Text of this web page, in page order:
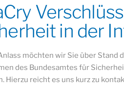
in der
möchten wir Sie über
des Bundesamtes für
Hierzu reicht es uns kurz zu